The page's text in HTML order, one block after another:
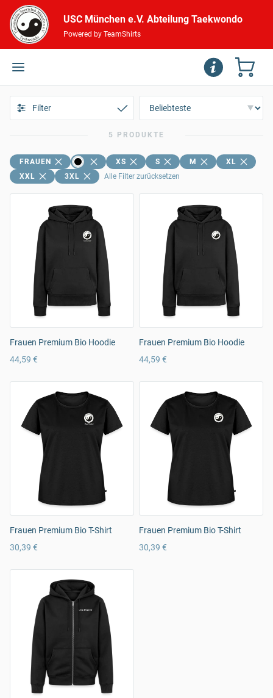
USC München e.V. Abteilung Taekwondo
Powered by TeamShirts
Filter
5 PRODUKTE
FRAUEN XS S M
XL
XXL
3XL Alle Filter zurücksetzen
Frauen Premium Bio Hoodie
44,59 €
Frauen Premium Bio Hoodie
44,59 €
Frauen Premium Bio T-Shirt
30,39 €
Frauen Premium Bio T-Shirt
30,39 €